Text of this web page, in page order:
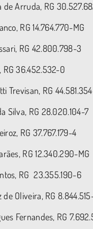
de Arruda, RG
RG 14.764.770-MG
RG 42.800.798-3
RG 36.452.532-0
Trevisan, RG
Silva, RG 28.020.104-7
RG 37.767.179-4
RG 12.340.290-MG
RG 23.355.190-6
Oliveira, RG
Fernandes, RG